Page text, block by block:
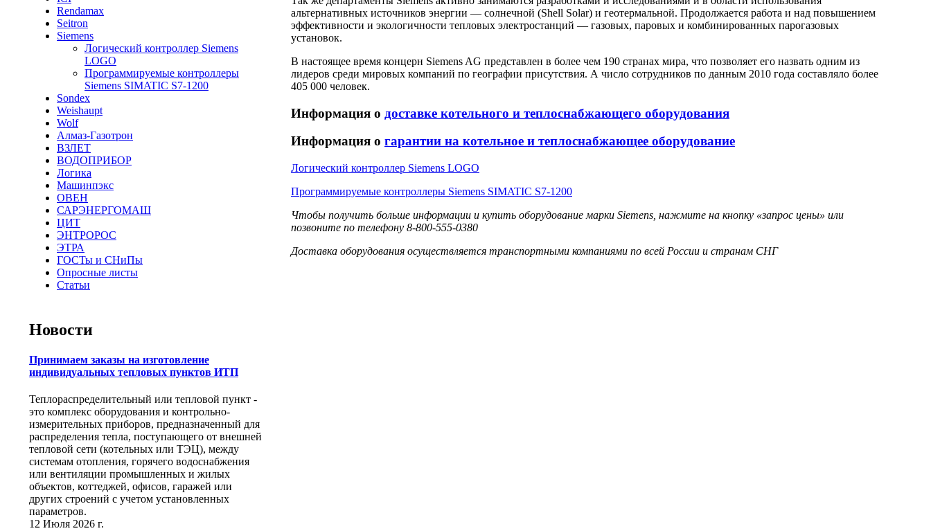
Rendamax
Seitron
Siemens
Логический контроллер Siemens
LOGO
Программируемые контроллеры
Siemens SIMATIC S7-1200
Sondex
Weishaupt
Wolf
Алмаз-Газотрон
ВЗЛЕТ
ВОДОПРИБОР
Логика
Машинпэкс
ОВЕН
САРЭНЕРГОМАШ
ЦИТ
ЭНТРОРОС
ЭТРА
ГОСТы и СНиПы
Опросные листы
Статьи
Новости
Принимаем заказы на изготовление
индивидуальных тепловых пунктов ИТП
Теплораспределительный или тепловой пункт -
это комплекс оборудования и контрольно-
измерительных приборов, предназначенный для
распределения тепла, поступающего от внешней
тепловой сети (котельных или ТЭЦ), между
системам отопления, горячего водоснабжения
или вентиляции промышленных и жилых
объектов, коттеджей, офисов, гаражей или
других строений с учетом установленных
параметров.
12 Июля 2026 г.
альтернативных источников энергии — солнечной (Shell Solar) и геотермальной. Продолжается работа и над повышением
эффективности и экологичности тепловых электростанций — газовых, паровых и комбинированных парогазовых
установок.
В настоящее время концерн Siemens AG представлен в более чем 190 странах мира, что позволяет его назвать одним из
лидеров среди мировых компаний по географии присутствия. А число сотрудников по данным 2010 года составляло более
405 000 человек.
Информация о доставке котельного и теплоснабжающего оборудования
Информация о гарантии на котельное и теплоснабжающее оборудование
Логический контроллер Siemens LOGO
Программируемые контроллеры Siemens SIMATIC S7-1200
Чтобы получить больше информации и купить оборудование марки Siemens, нажмите на кнопку «запрос цены» или
позвоните по телефону 8-800-555-0380
Доставка оборудования осуществляется транспортными компаниями по всей России и странам СНГ